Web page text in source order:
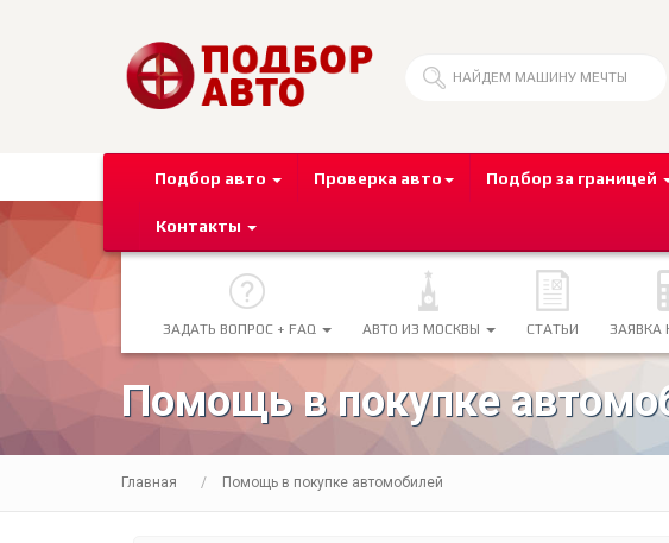
Подбор авто Проверка авто Подбор за границей
Контакты
ЗАДАТЬ ВОПРОС + FAQ АВТО ИЗ МОСКВЫ СТАТЬИ ЗАЯВКА
Помощь в покупке
Главная Помощь в покупке автомобилей